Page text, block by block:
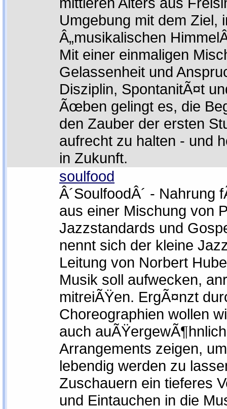
Umgebung mit dem Ziel,
Â„musikalischen
Mit einer einmaligen
Gelassenheit und
Disziplin, SpontanitÃ¤t
Ãœben gelingt es, die
den Zauber der ersten
aufrecht zu halten - und
in Zukunft.
soulfood
Â´SoulfoodÂ´ - Nahrung
aus einer Mischung von
Jazzstandards und
nennt sich der kleine
Leitung von Norbert
Musik soll aufwecken,
mitreiÃŸen. ErgÃ¤nzt
Choreographien wollen
auch
Arrangements zeigen,
lebendig werden zu
Zuschauern ein tieferes
und Eintauchen in die